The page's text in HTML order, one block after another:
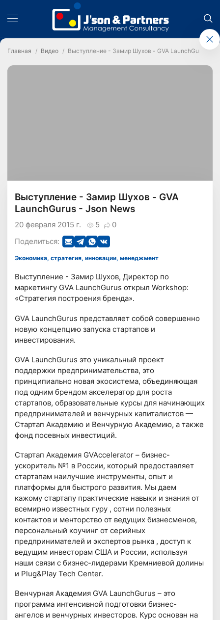
Главная Видео Выступление - Замир Шухов - GVA LaunchGurus -
Выступление - Замир Шухов - GVA
LaunchGurus - Json News
5 0
20 февраля 2015 г.
Поделиться:
Экономика, стратегия, инновации, менеджмент
Выступление - Замир Шухов, Директор по
маркетингу GVA LaunchGurus открыл Workshop:
«Стратегия построения бренда».
GVA LaunchGurus представляет собой совершенно
новую концепцию запуска стартапов и
инвестирования.
GVA LaunchGurus это уникальный проект
поддержки предпринимательства, это
принципиально новая экосистема, объединяющая
под одним брендом акселератор для роста
стартапов, образовательные курсы для начинающих
предпринимателей и венчурных капиталистов —
Стартап Академию и Венчурную Академию, а также
фонд посевных инвестиций.
Стартап Академия GVAccelerator – бизнес-
ускоритель №1 в России, который предоставляет
стартапам наилучшие инструменты, опыт и
платформы для быстрого развития. Мы даем
кажому стартапу практические навыки и знания от
всемирно известных гуру , сотни полезных
контактов и менторство от ведущих бизнесменов,
персональный коучинг от серийных
предпринимателей и экспертов рынка , доступ к
ведущим инвесторам США и России, используя
наши связи с бизнес-лидерами Кремниевой долины
и Plug&Play Tech Center.
Венчурная Академия GVA LaunchGurus – это
программа интенсивной подготовки бизнес-
ангелов и венчурных инвесторов. Курс основан на